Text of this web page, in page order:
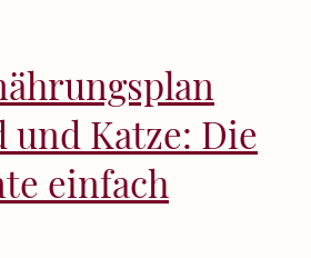
Katze: Die
einfach